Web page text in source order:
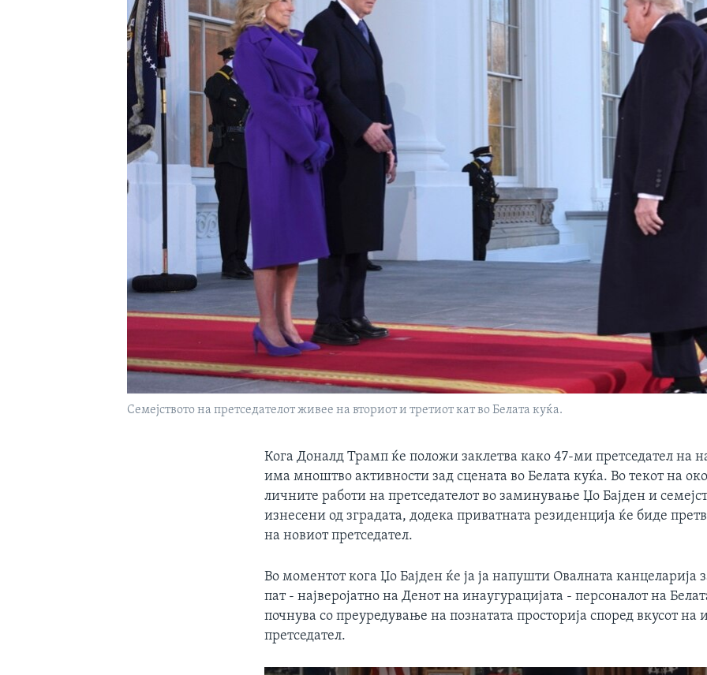
Семејството на претседателот живее на вториот и третиот кат во Белата куќа.
Кога Доналд Трамп ќе положи заклетва како 47-ми претседател на
имa мноштво активности зад сцената во Белата куќа. Во текот на
личните работи на претседателот во заминување Џо Бајден и
изнесени од зградата, додека приватната резиденција ќе биде
на новиот претседател.
Во моментот кога Џо Бајден ќе ја ја напушти Овалната канцеларија
пат - најверојатно на Денот на инаугурацијата - персоналот на
почнува со преуредување на познатата просторија според вкусот на
претседател.